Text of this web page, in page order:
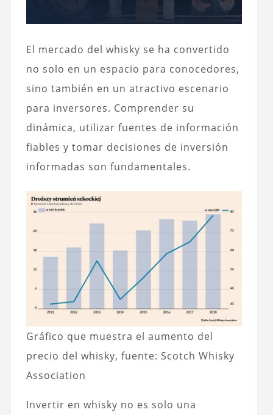
El mercado del whisky se ha convertido
no solo en un espacio para conocedores,
sino también en un atractivo escenario
para inversores. Comprender su
dinámica, utilizar fuentes de información
fiables y tomar decisiones de inversión
informadas son fundamentales.
Gráfico que muestra el aumento del
precio del whisky, fuente: Scotch Whisky
Association
Invertir en whisky no es solo una